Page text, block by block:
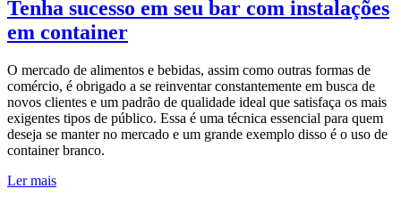
Tenha sucesso em seu bar com instalações
em container
O mercado de alimentos e bebidas, assim como outras formas de
comércio, é obrigado a se reinventar constantemente em busca de
novos clientes e um padrão de qualidade ideal que satisfaça os mais
exigentes tipos de público. Essa é uma técnica essencial para quem
deseja se manter no mercado e um grande exemplo disso é o uso de
container branco.
Ler mais